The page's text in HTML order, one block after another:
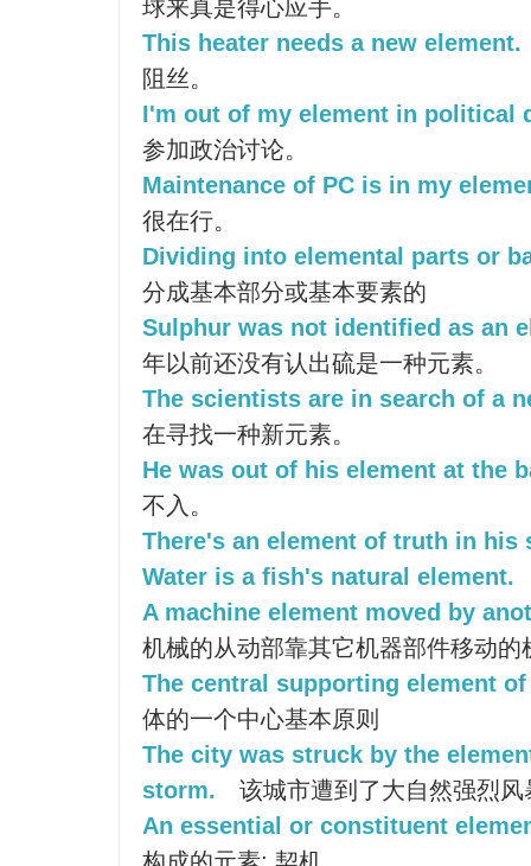
球来真是得心应手。
This heater needs a new element.
阻丝。
I'm out of my element in political
参加政治讨论。
Maintenance of PC is in my
很在行。
Dividing into elemental parts or
分成基本部分或基本要素的
Sulphur was not identified as an
年以前还没有认出硫是一种元素。
The scientists are in search of a
在寻找一种新元素。
He was out of his element at the
不入。
There's an element of truth in his
Water is a fish's natural element.
A machine element moved by
机械的从动部靠其它机器部件移动的
The central supporting element
体的一个中心基本原则
The city was struck by the
storm.
该城市遭到了大自然强烈风
An essential or constituent